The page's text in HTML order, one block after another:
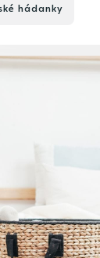
hádanky